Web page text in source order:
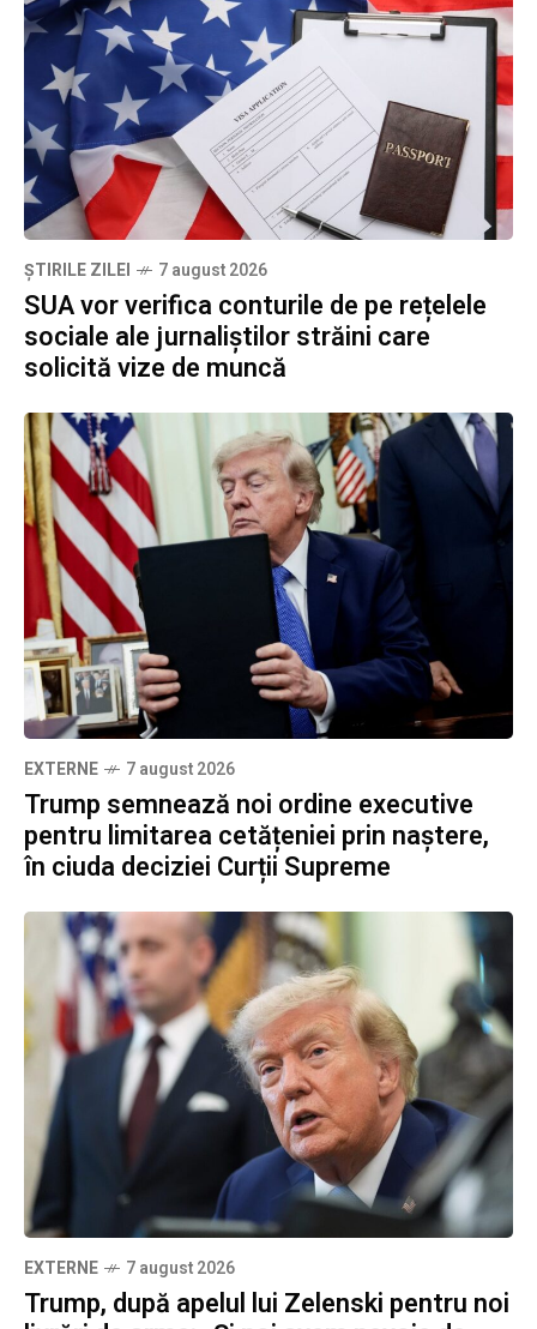
ȘTIRILE ZILEI 7 august 2026
SUA vor verifica conturile de pe rețelele
sociale ale jurnaliștilor străini care
solicită vize de muncă
EXTERNE 7 august 2026
Trump semnează noi ordine executive
pentru limitarea cetățeniei prin naștere,
în ciuda deciziei Curții Supreme
EXTERNE 7 august 2026
Trump, după apelul lui Zelenski pentru noi